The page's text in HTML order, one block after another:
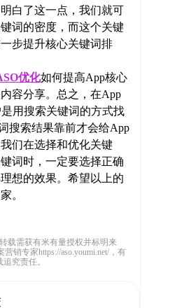
白了这一点，我们就可
词的密度，而这个关键
步提升核心关键词排
优化如何提高App核心
容分享。总之，在App
用搜索关键词的方式找
搜索结果靠前才会给App
们在选择和优化关键
词时，一定要选择正确
想的效果。希望以上的
。
载需获有米有量授权并标明来
销专家https://aso.youmi.net/，有
究责任。